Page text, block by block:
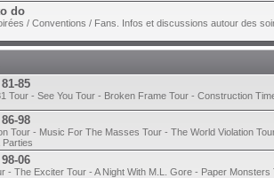
do
/ Conventions / Fans. Infos et discussions autour des
85
Tour - See You Tour - Broken Frame Tour - Construction
98
Tour - Music For The Masses Tour - The World Violation
Parties
06
- The Exciter Tour - A Night With M.L. Gore - Paper Monsters